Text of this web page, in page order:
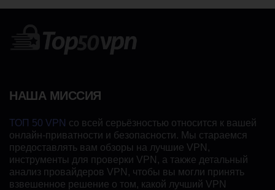
НАША МИССИЯ
ТОП 50 VPN со всей серьёзностью относится к вашей
онлайн-приватности и безопасности. Мы стараемся
предоставлять вам обзоры на лучшие VPN,
инструменты для проверки VPN, а также детальный
анализ провайдеров VPN, чтобы вы могли принять
взвешенное решение о том, какой лучший VPN